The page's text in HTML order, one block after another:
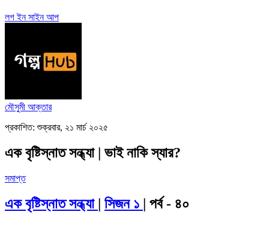
লগ ইনসাইন আপ
মৌসুমী আক্তার
প্রকাশিত: শুক্রবার, ২১ মার্চ ২০২৫
এক বৃষ্টিস্নাত সন্ধ্যা | ভাই নাকি স্যার?
সমাপ্ত
এক বৃষ্টিস্নাত সন্ধ্যা | সিজন ১ | পর্ব - ৪০